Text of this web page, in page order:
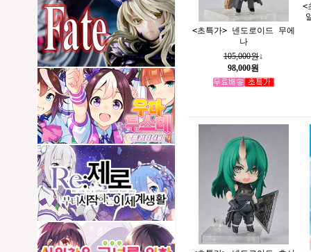
<초특가> 넨도로이드 무에
나
105,000원↓
98,000원
<